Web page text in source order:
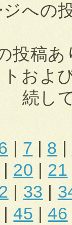
への
投稿
およ
続し
| 7 |8 |
| 20 | 21
| 33 |
|45 |46